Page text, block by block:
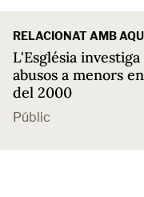
RELACIONAT AMB
L'Església
abusos a menors
del 2000
Públic